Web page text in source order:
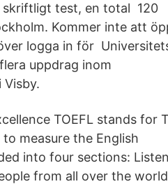
skriftligt test, en total 120
Kommer inte att
logga in för
uppdrag inom
TOEFL stands for
measure the English
into four sections:
from all over the world